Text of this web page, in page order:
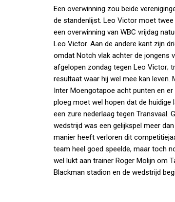
Een overwinning zou beide
de standenlijst. Leo Victor moet
een overwinning van WBC vrijdag
Leo Victor. Aan de andere kant zijn
omdat Notch vlak achter de jongens
afgelopen zondag tegen Leo Victor;
resultaat waar hij wel mee kan
Inter Moengotapoe acht punten en
ploeg moet wel hopen dat de huidige
een zure nederlaag tegen Transvaal.
wedstrijd was een gelijkspel meer
manier heeft verloren dit
team heel goed speelde, maar toch
wel lukt aan trainer Roger Molijn om
Blackman stadion en de wedstrijd